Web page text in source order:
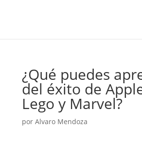
¿Qué puedes
del éxito de
Lego y Marvel?
por Alvaro Mendoza